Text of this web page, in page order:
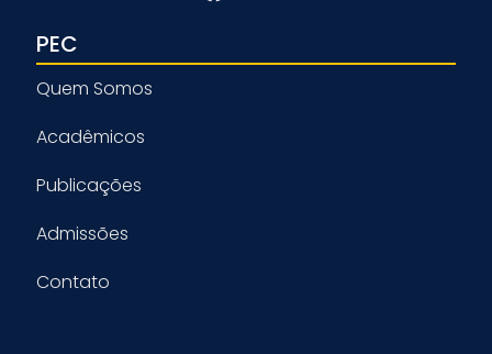
PEC
Quem Somos
Acadêmicos
Publicações
Admissões
Contato